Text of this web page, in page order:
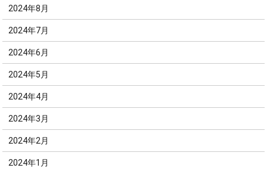
2024年8月
2024年7月
2024年6月
2024年5月
2024年4月
2024年3月
2024年2月
2024年1月